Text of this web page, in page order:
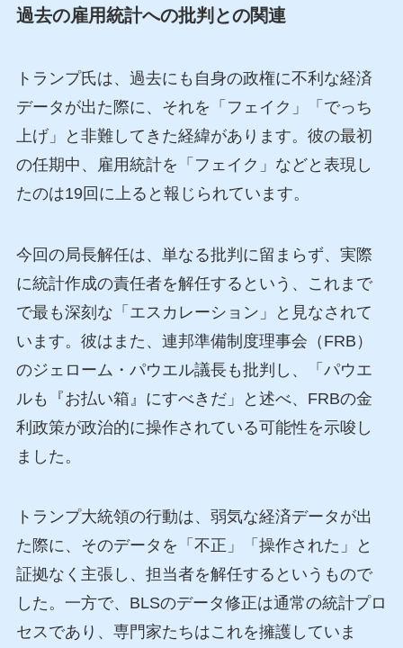
過去の雇用統計への批判との関連
トランプ氏は、過去にも自身の政権に不利な経済
データが出た際に、それを「フェイク」「でっち
上げ」と非難してきた経緯があります。彼の最初
の任期中、雇用統計を「フェイク」などと表現し
たのは19回に上ると報じられています。
今回の局長解任は、単なる批判に留まらず、実際
に統計作成の責任者を解任するという、これまで
で最も深刻な「エスカレーション」と見なされて
います。彼はまた、連邦準備制度理事会（FRB）
のジェローム・パウエル議長も批判し、「パウエ
ルも『お払い箱』にすべきだ」と述べ、FRBの金
利政策が政治的に操作されている可能性を示唆し
ました。
トランプ大統領の行動は、弱気な経済データが出
た際に、そのデータを「不正」「操作された」と
証拠なく主張し、担当者を解任するというもので
した。一方で、BLSのデータ修正は通常の統計プロ
セスであり、専門家たちはこれを擁護していま